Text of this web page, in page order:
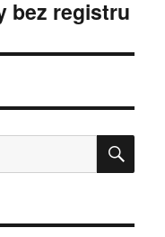
bez registru